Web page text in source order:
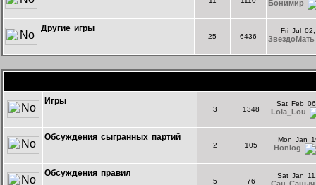
Бонимир
Другие игры
25 6436
Fri Jul
ЗвездоМать
Игры
3 1348
Sat Feb
Lola_Lou
Обсуждения сыгранных партий
2 105
Mon Jan
Honlog
Обсуждения правил
5 76
Sat Jan